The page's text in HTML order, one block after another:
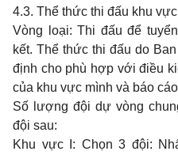
4.3. Thể thức thi đấu khu vực
Vòng loại: Thi đấu để
kết. Thể thức thi đấu do
định cho phù hợp với điều
của khu vực mình và báo
Số lượng đội dự vòng
đội sau:
Khu vực I: Chọn 3 đội: